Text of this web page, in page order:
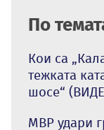
По
Кои са
тежката
шосе“
МВР удари